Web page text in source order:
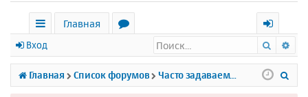
с
ы
л
Главная
р
у
х
о
д
Вход Поиск
Главная Список форумов Часто задаваемые вопросы